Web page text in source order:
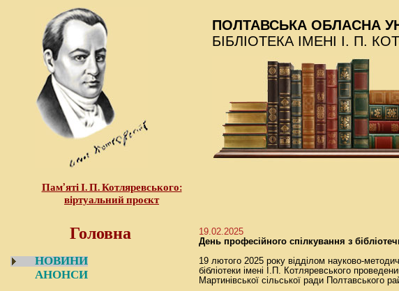
Пам’яті І. П. Котляревського:
віртуальний проєкт
ПОЛТАВСЬКА ОБЛАСНА
БІБЛІОТЕКА ІМЕНІ І. П.
Головна
НОВИНИ
АНОНСИ
19.02.2025
День професійного спілкування з
19 лютого 2025 року відділом науково-
бібліотеки імені І.П. Котляревського
Мартинівської сільської ради Полтавського